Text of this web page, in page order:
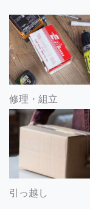
修理・組立
引っ越し